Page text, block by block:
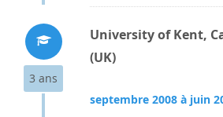
3 ans
University of Kent,
(UK)
septembre 2008 à juin